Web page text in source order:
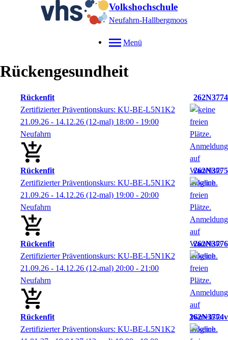
Volkshochschule
Neufahrn-Hallbergmoos
Menü
Rückengesundheit
Rückenfit
262N3774
Zertifizierter Präventionskurs: KU-BE-L5N1K2
21.09.26 - 14.12.26 (12-mal) 18:00 - 19:00
Neufahrn
Rückenfit
262N3775
Zertifizierter Präventionskurs: KU-BE-L5N1K2
21.09.26 - 14.12.26 (12-mal) 19:00 - 20:00
Neufahrn
Rückenfit
262N3776
Zertifizierter Präventionskurs: KU-BE-L5N1K2
21.09.26 - 14.12.26 (12-mal) 20:00 - 21:00
Neufahrn
Rückenfit
262N3774v
Zertifizierter Präventionskurs: KU-BE-L5N1K2